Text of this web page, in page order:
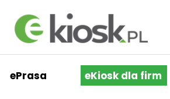
ePrasa eKiosk dla firm